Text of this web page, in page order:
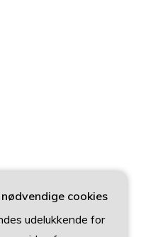
cookies
udelukkende for